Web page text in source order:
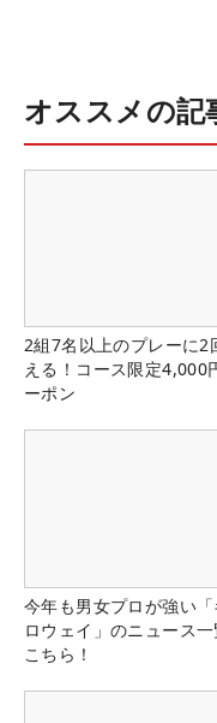
オススメの記
2組7名以上のプレーに2
える！コース限定4,000
ーポン
今年も男女プロが強い「
ロウェイ」のニュース
こちら！